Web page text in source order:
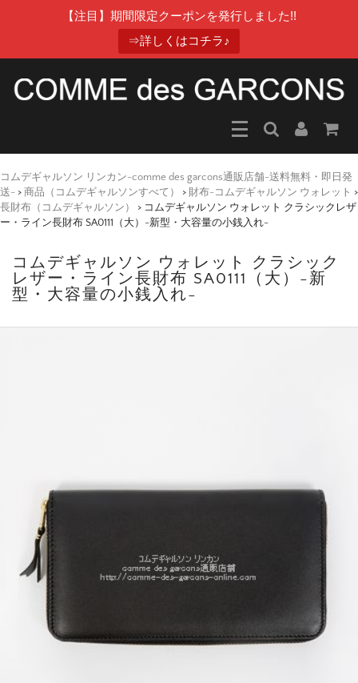
【注目】期間限定クーポンを発行しました!!
⇒詳しくはコチラ♪
コムデギャルソン リンカン-comme des garcons通販店舗-送料無料・即日発
送- > 商品（コムデギャルソンすべて） > 財布-コムデギャルソン ウォレット >
長財布（コムデギャルソン）
> コムデギャルソン ウォレット クラシックレザ
ー・ライン長財布 SA0111（大）-新型・大容量の小銭入れ-
コムデギャルソン ウォレット クラシック
レザー・ライン長財布 SA0111（大）-新
型・大容量の小銭入れ-